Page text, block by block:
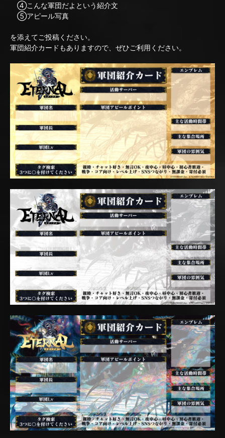
④こんな軍団だよという紹介文
⑤アピール写真
を添えてご投稿ください。
軍団紹介カードもありますので、ぜひご利用ください。